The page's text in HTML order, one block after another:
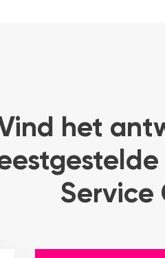
het
Service